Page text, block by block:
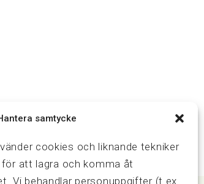
samtycke
cookies och liknande tekniker
att lagra och komma åt
Vi behandlar personuppgifter (t.ex.